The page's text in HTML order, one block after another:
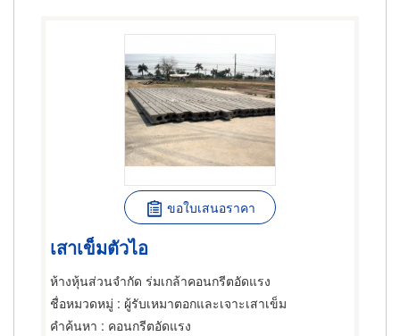
ขอใบเสนอราคา
เสาเข็มตัวไอ
ห้างหุ้นส่วนจำกัด ร่มเกล้าคอนกรีตอัดแรง
ชื่อหมวดหมู่ : ผู้รับเหมาตอกและเจาะเสาเข็ม
คำค้นหา : คอนกรีตอัดแรง